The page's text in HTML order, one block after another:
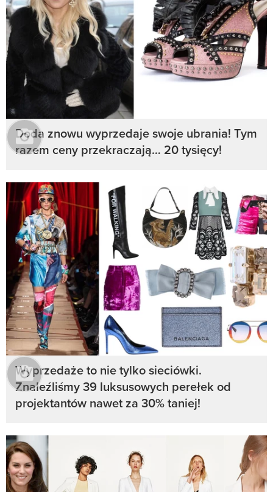
Doda znowu wyprzedaje swoje ubrania! Tym
razem ceny przekraczają… 20 tysięcy!
Wyprzedaże to nie tylko sieciówki.
Znaleźliśmy 39 luksusowych perełek od
projektantów nawet za 30% taniej!